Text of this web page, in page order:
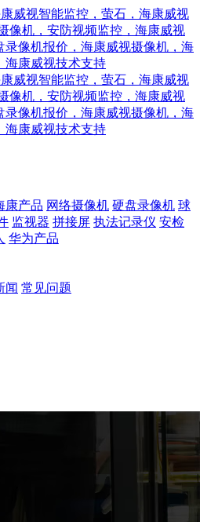
康产品 网络摄像机 硬盘录像机 球
监视器 拼接屏 执法记录仪 安检
华为产品
闻 常见问题